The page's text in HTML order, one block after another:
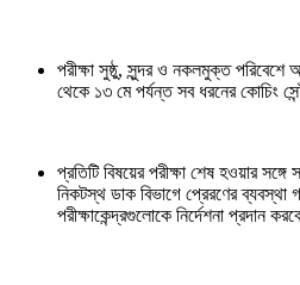
পরীক্ষা সুষ্ঠু, সুন্দর ও নকলমুক্ত পরিবেশে
থেকে ১৩ মে পর্যন্ত সব ধরনের কোচিং
প্রতিটি বিষয়ের পরীক্ষা শেষ হওয়ার
নিকটস্থ ডাক বিভাগে প্রেরণের
পরীক্ষাকেন্দ্রগুলোকে নির্দেশনা প্রদান